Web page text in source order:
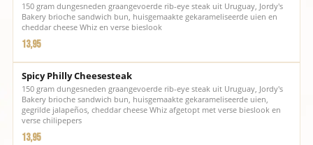
150 gram dungesneden graangevoerde rib-eye steak uit Uruguay, Jordy's
Bakery brioche sandwich bun, huisgemaakte gekarameliseerde uien en
cheddar cheese Whiz en verse bieslook
13,95
Spicy Philly Cheesesteak
150 gram dungesneden graangevoerde rib-eye steak uit Uruguay, Jordy's
Bakery brioche sandwich bun, huisgemaakte gekarameliseerde uien,
gegrilde jalapeños, cheddar cheese Whiz afgetopt met verse bieslook en
verse chilipepers
13,95